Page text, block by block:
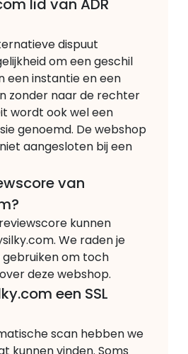
lid van ADR
dispuut
om een geschil
een instantie en een
zonder naar de rechter
wordt ook wel een
genoemd. De webshop
aangesloten bij een
van
kunnen
We raden je
om toch
deze webshop.
een SSL
scan hebben we
kunnen vinden. Soms